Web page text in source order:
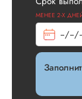
МЕНЕЕ 2-Х